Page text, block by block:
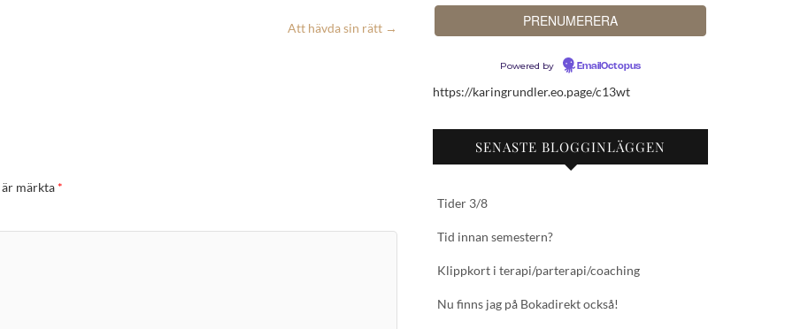
Att hävda sin rätt →
märkta *
Powered by EmailOctopus
https://karingrundler.eo.page/c13wt
SENASTE BLOGGINLÄGGEN
Tider 3/8
Tid innan semestern?
Klippkort i terapi/parterapi/coaching
Nu finns jag på Bokadirekt också!